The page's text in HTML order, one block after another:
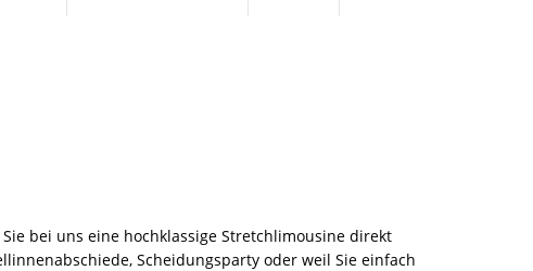
bei uns eine hochklassige Stretchlimousine direkt
Scheidungsparty oder weil Sie einfach